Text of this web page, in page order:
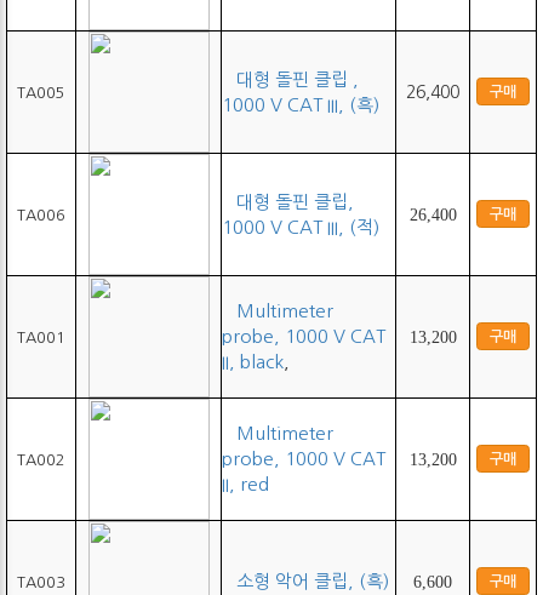
TA005
대형 돌핀 클립 ,
1000 V CAT III, (흑)
26,400 구매
TA006
대형 돌핀 클립,
1000 V CAT III, (적)
26,400 구매
TA001
Multimeter
probe, 1000 V CAT
II, black
13,200 구매
TA002
Multimeter
probe, 1000 V CAT
II, red
13,200 구매
TA003 소형 악어 클립, (흑) 6,600 구매